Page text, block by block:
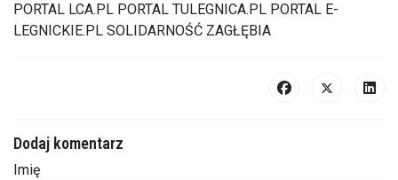
PORTAL LCA.PL PORTAL TULEGNICA.PL PORTAL E-
LEGNICKIE.PL SOLIDARNOŚĆ ZAGŁĘBIA
Dodaj komentarz
Imię